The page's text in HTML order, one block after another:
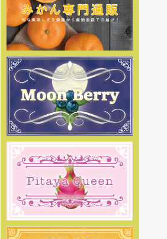
程、お願い申し上げます。
[2019年12月27日]
12月28日～1月5日を冬季休暇と
させて頂きます。 何卒ご理解の
程、お願い申し上げます。
[2019年8月9日]
8月10日～8月15日を夏季休暇と
させて頂きます。 何卒ご理解の
程、お願い申し上げます。
[2018年12月27日]
12月29日～1月6日を冬季休暇と
させて頂きます。 何卒ご理解の
程、お願い申し上げます。
[2018年10月30日 ]
姉妹店-無農薬 いちご専門通販の
予約販売をスタートしました！8種
類のクイーンズベリー最高級 無農
薬 いちごを詰合せを山梨産地直送